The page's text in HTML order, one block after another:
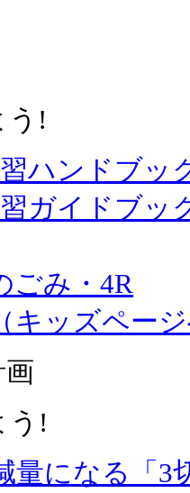
う!
ごみ・4R
キッズペー
う!
量になる「3